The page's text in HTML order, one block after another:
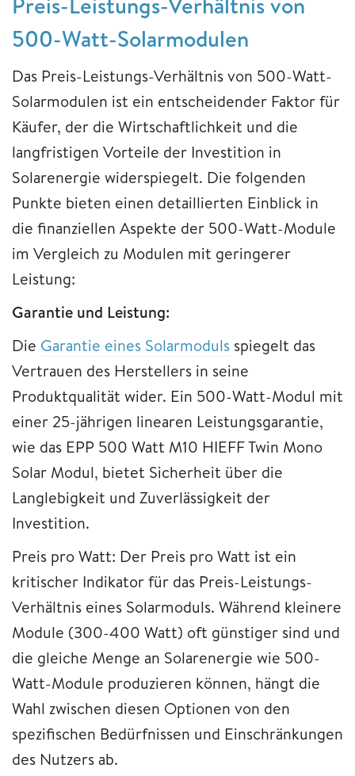
500-Watt-Solarmodulen
Das Preis-Leistungs-Verhältnis von 500-Watt-
Solarmodulen ist ein entscheidender Faktor für
Käufer, der die Wirtschaftlichkeit und die
langfristigen Vorteile der Investition in
Solarenergie widerspiegelt. Die folgenden
Punkte bieten einen detaillierten Einblick in
die finanziellen Aspekte der 500-Watt-Module
im Vergleich zu Modulen mit geringerer
Leistung:
Garantie und Leistung:
Die Garantie eines Solarmoduls spiegelt das
Vertrauen des Herstellers in seine
Produktqualität wider. Ein 500-Watt-Modul mit
einer 25-jährigen linearen Leistungsgarantie,
wie das EPP 500 Watt M10 HIEFF Twin Mono
Solar Modul, bietet Sicherheit über die
Langlebigkeit und Zuverlässigkeit der
Investition.
Preis pro Watt: Der Preis pro Watt ist ein
kritischer Indikator für das Preis-Leistungs-
Verhältnis eines Solarmoduls. Während kleinere
Module (300-400 Watt) oft günstiger sind und
die gleiche Menge an Solarenergie wie 500-
Watt-Module produzieren können, hängt die
Wahl zwischen diesen Optionen von den
spezifischen Bedürfnissen und Einschränkungen
des Nutzers ab.